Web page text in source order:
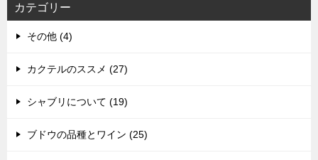
カテゴリー
その他 (4)
カクテルのススメ (27)
シャブリについて (19)
ブドウの品種とワイン (25)